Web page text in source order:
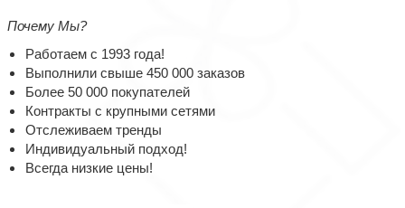
Почему Мы?
Работаем с 1993 года!
Выполнили свыше 450 000 заказов
Более 50 000 покупателей
Контракты с крупными сетями
Отслеживаем тренды
Индивидуальный подход!
Всегда низкие цены!